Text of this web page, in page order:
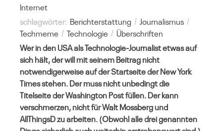
Internet
schlagwörter: Berichterstattung
Journalismus
Techmeme
Technologie
Überschriften
Wer in den USA als Technologie-Journalist etwas auf
sich hält, der will mit seinem Beitrag nicht
notwendigerweise auf der Startseite der New York
Times stehen. Der muss nicht unbedingt die
Titelseite der Washington Post füllen. Der kann
verschmerzen, nicht für Walt Mossberg und
AllThingsD zu arbeiten. (Obwohl alle drei genannten